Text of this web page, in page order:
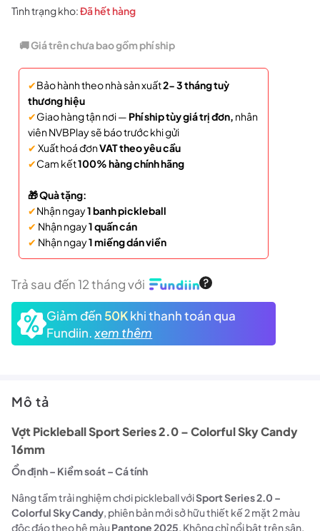
gốc
là:
1.489.000 ₫.
hiện
tại
là:
1.389.000 ₫.
Tình trạng kho:Đã hết hàng
🚚 Giá trên chưa bao gồm phí ship
✔Bảo hành theo nhà sản xuất2- 3 tháng tuỳ
thương hiệu
✔Giao hàng tận nơi — Phí ship tùy giá trị đơn, nhân
viên NVBPlay sẽ báo trước khi gửi
✔ Xuất hoá đơnVAT theo yêu cầu
✔Cam kết100% hàng chính hãng
🎁 Quà tặng:
✔Nhận ngay1 banh pickleball
✔ Nhận ngay1 quấn cán
✔ Nhận ngay1 miếng dán viền
Trả sau đến 12 tháng với
Giảm đến 50Kkhi thanh toán qua
Fundiin.xem thêm
Mô tả
Vợt Pickleball Sport Series 2.0 – Colorful Sky Candy
16mm
Ổn định – Kiểm soát – Cá tính
Nâng tầm trải nghiệm chơi pickleball vớiSport Series 2.0 –
Colorful Sky Candy, phiên bản mới sở hữu thiết kế 2 mặt 2 màu
độc đáo theo hệ màu Pantone 2025. Không chỉ nổi bật trên sân,